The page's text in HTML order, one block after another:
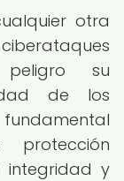
otra
su
de los
protección
y